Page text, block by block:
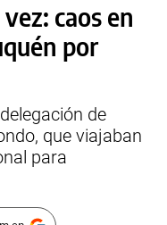
caos en
por
de
que viajaban
para